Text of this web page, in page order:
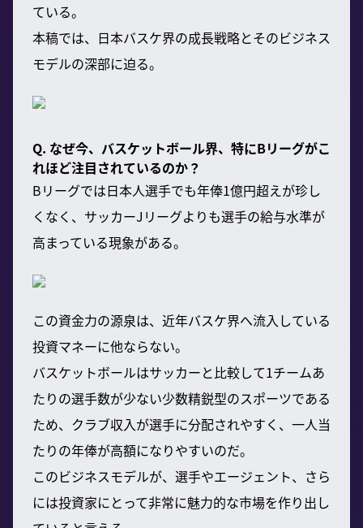
ている。
本稿では、日本バスケ界の成長戦略とそのビジネス
モデルの深部に迫る。
Q. なぜ今、バスケットボール界、特にBリーグがこ
れほど注目されているのか？
Bリーグでは日本人選手でも年俸1億円超えが珍し
くなく、サッカーJリーグよりも選手の給与水準が
高まっている現象がある。
この資金力の源泉は、近年バスケ界へ流入している
投資マネーに他ならない。
バスケットボールはサッカーと比較して1チームあ
たりの選手数が少ない少数精鋭型のスポーツである
ため、クラブ収入が選手に分配されやすく、一人当
たりの年俸が高額になりやすいのだ。
このビジネスモデルが、選手やエージェント、さら
には投資家にとって非常に魅力的な市場を作り出し